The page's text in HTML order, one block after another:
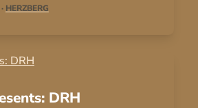
HERZBERG
DRH